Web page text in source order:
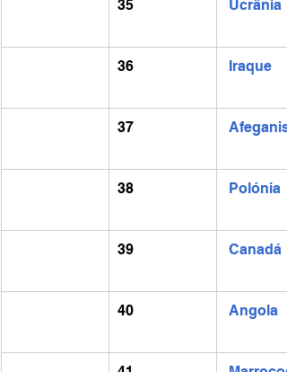
35 Ucrânia
36 Iraque
37
38 Polónia
39 Canadá
40 Angola